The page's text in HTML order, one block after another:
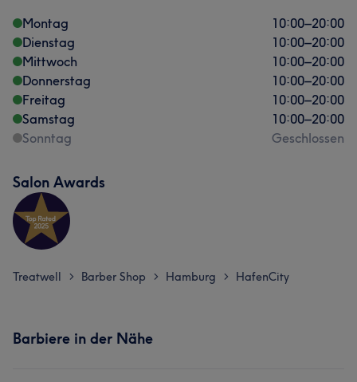
Montag
10:00–20:00
Dienstag
10:00–20:00
Mittwoch
10:00–20:00
Donnerstag
10:00–20:00
Freitag
10:00–20:00
Samstag
10:00–20:00
Sonntag
Geschlossen
Salon Awards
Treatwell > Barber Shop > Hamburg > HafenCity
Barbiere in der Nähe